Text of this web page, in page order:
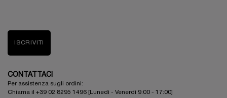
ISCRIVITI
CONTATTACI
Per assistenza sugli ordini:
Chiama il +39 02 8295 1496 [Lunedì - Venerdì 9:00 - 17:00]